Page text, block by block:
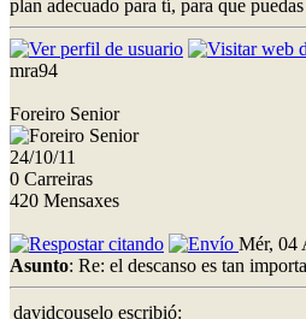
plan adecuado para tí, para que
mra94
Foreiro Senior
24/10/11
0 Carreiras
420 Mensaxes
Mér, 04
Asunto: Re: el descanso es tan
davidcouselo escribió: